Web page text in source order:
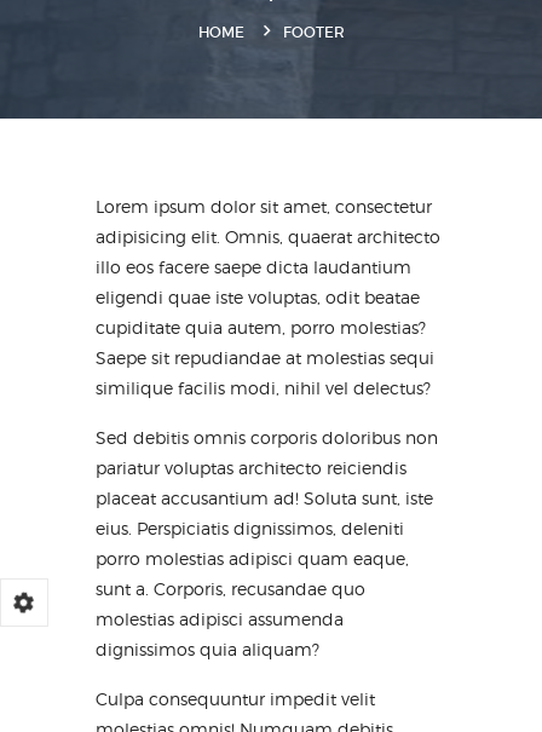
HOME FOOTER
Lorem ipsum dolor sit amet, consectetur
adipisicing elit. Omnis, quaerat architecto
illo eos facere saepe dicta laudantium
eligendi quae iste voluptas, odit beatae
cupiditate quia autem, porro molestias?
Saepe sit repudiandae at molestias sequi
similique facilis modi, nihil vel delectus?
Sed debitis omnis corporis doloribus non
pariatur voluptas architecto reiciendis
placeat accusantium ad! Soluta sunt, iste
eius. Perspiciatis dignissimos, deleniti
porro molestias adipisci quam eaque,
sunt a. Corporis, recusandae quo
molestias adipisci assumenda
dignissimos quia aliquam?
Culpa consequuntur impedit velit